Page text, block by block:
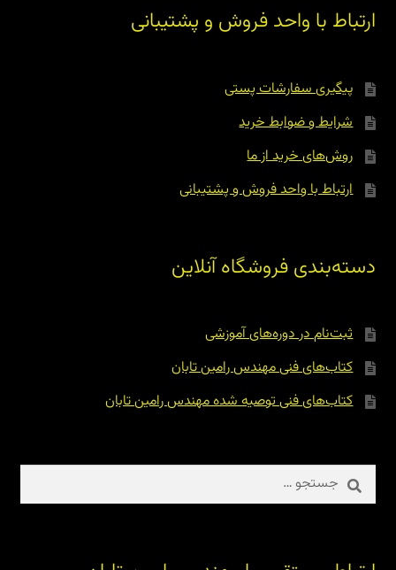
ارتباط با واحد فروش و پشتیبانی
پیگیری سفارشات پستی
شرایط و ضوابط خرید
روش‌های خرید از ما
ارتباط با واحد فروش و پشتیبانی
دسته‌بندی فروشگاه آنلاین
ثبت‌نام در دوره‌های آموزشی
کتاب‌های فنی مهندس رامین تابان
کتاب‌های فنی توصیه شده مهندس رامین تابان
جستجو
برای: